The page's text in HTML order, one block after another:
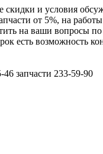
скидки и условия
от 5%, на
на ваши вопросы
есть возможность
запчасти 233-59-90